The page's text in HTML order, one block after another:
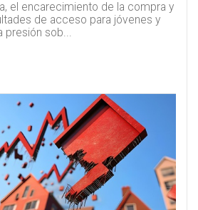
el encarecimiento de la compra y
de acceso para jóvenes y
presión sob...